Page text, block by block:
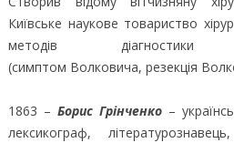
Київське наукове товариство
методів
(симптом Волковича, резекція
1863 – Борис Грінченко–
лексикограф,